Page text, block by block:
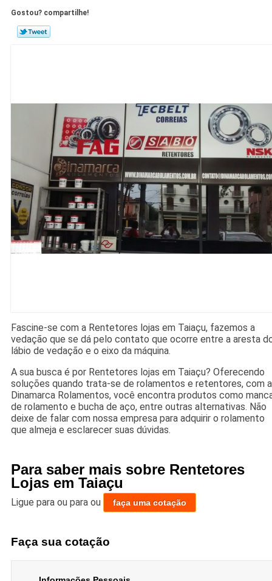
Gostou? compartilhe!
Fascine-se com a Rentetores lojas em Taiaçu, fazemos a
vedação que se dá pelo contato que ocorre entre a aresta
lábio de vedação e o eixo da máquina.
A sua busca é por Rentetores lojas em Taiaçu? Oferecendo
soluções quando trata-se de rolamentos e retentores, com a
Dinamarca Rolamentos, você encontra produtos como
de rolamento e bucha de aço, entre outras alternativas. Não
deixe de falar com nossa empresa para adquirir o rolamento
que almeja e esclarecer suas dúvidas.
Para saber mais sobre Rentetores
Lojas em Taiaçu
Ligue para ou para ou faça uma cotação
Faça sua cotação